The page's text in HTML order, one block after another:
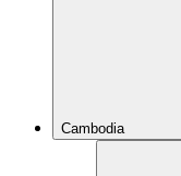
Cambodia